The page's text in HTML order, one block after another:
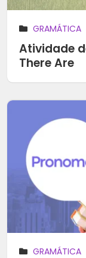
GRAMÁTICA
Atividade
There Are
GRAMÁTICA